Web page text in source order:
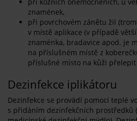
znamének,
při povrchovém zánětu žil
v místě aplikace (v případě
znaménka, bradavice apod. je
na příslušném místě z
příslušné místo na kůži
Dezinfekce iplikátoru
Dezinfekce se provádí pomocí teplé
s přidáním dezinfekčních prostředků